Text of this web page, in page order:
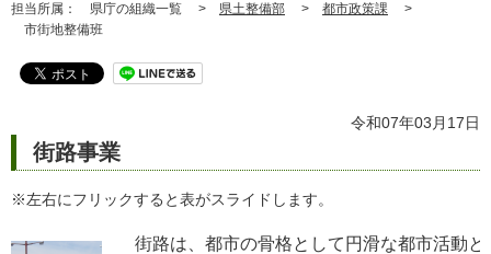
担当所属： 県庁の組織一覧 > 県土整備部 > 都市政策課 >
市街地整備班
令和07年03月17日
街路事業
※左右にフリックすると表がスライドします。
街路は、都市の骨格として円滑な都市活動